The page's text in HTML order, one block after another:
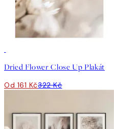
Dried Flower Close Up Plakát
Od 161 Kč322 Kč